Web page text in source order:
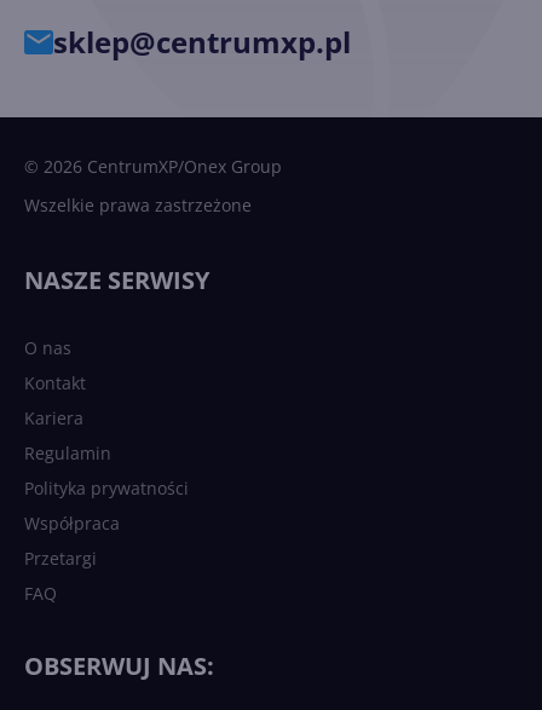
sklep@centrumxp.pl
© 2026 CentrumXP/Onex Group
Wszelkie prawa zastrzeżone
NASZE SERWISY
O nas
Kontakt
Kariera
Regulamin
Polityka prywatności
Współpraca
Przetargi
FAQ
OBSERWUJ NAS: